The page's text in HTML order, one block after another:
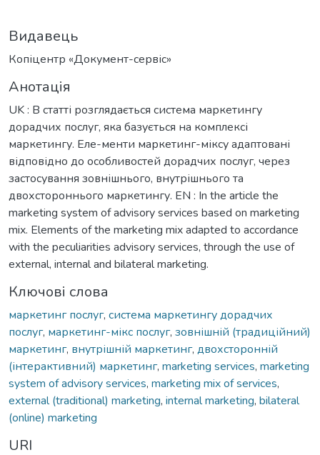
Видавець
Копіцентр «Документ-сервіс»
Анотація
UK : В статті розглядається система маркетингу
дорадчих послуг, яка базується на комплексі
маркетингу. Еле-менти маркетинг-міксу адаптовані
відповідно до особливостей дорадчих послуг, через
застосування зовнішнього, внутрішнього та
двохстороннього маркетингу. EN : In the article the
marketing system of advisory services based on marketing
mix. Elements of the marketing mix adapted to accordance
with the peculiarities advisory services, through the use of
external, internal and bilateral marketing.
Ключові слова
маркетинг послуг, система маркетингу дорадчих
послуг, маркетинг-мікс послуг, зовнішній (традиційний)
маркетинг, внутрішній маркетинг, двохсторонній
(інтерактивний) маркетинг, marketing services, marketing
system of advisory services, marketing mix of services,
external (traditional) marketing, internal marketing, bilateral
(online) marketing
URI